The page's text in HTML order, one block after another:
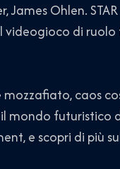
James Ohlen.
videogioco di
caos
mondo futuristico
e scopri di più